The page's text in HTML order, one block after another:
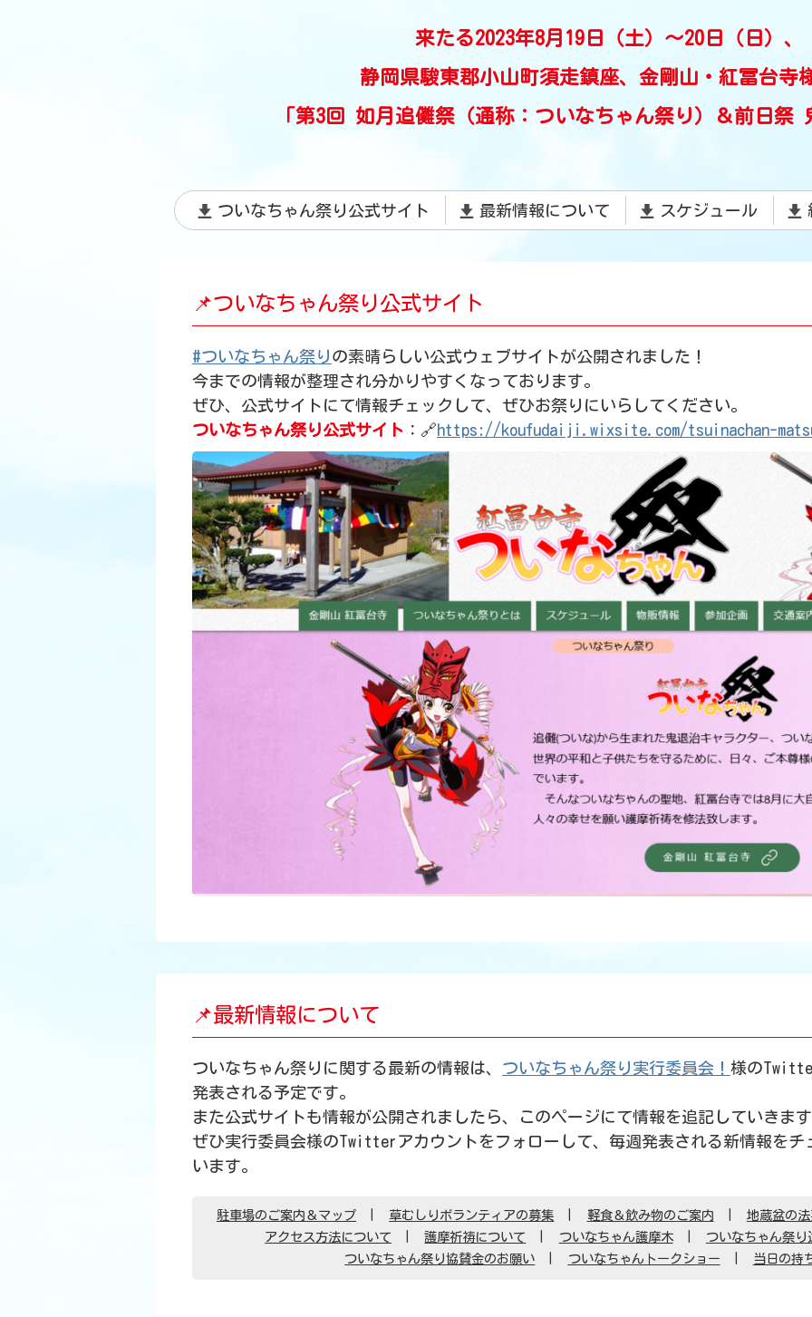
来たる2023年8月19日（土）～20日（日）、
静岡県駿東郡小山町須走鎮座、金剛山・紅冨台寺
「第3回 如月追儺祭（通称：ついなちゃん祭り）＆前日祭
ついなちゃん祭り公式サイト 最新情報について スケジュール
📌ついなちゃん祭り公式サイト
#ついなちゃん祭り の素晴らしい公式ウェブサイトが公開されました！
今までの情報が整理され分かりやすくなっております。
ぜひ、公式サイトにて情報チェックして、ぜひお祭りにいらしてください。
ついなちゃん祭り公式サイト ：🔗https://koufudaiji.wixsite.com/tsuinachan-
📌最新情報について
ついなちゃん祭りに関する最新の情報は、 ついなちゃん祭り実行委員会！ 様の
発表される予定です。
また公式サイトも情報が公開されましたら、このページにて情報を追記していきま
ぜひ実行委員会様のTwitterアカウントをフォローして、毎週発表される新情報をチ
います。
駐車場のご案内＆マップ 草むしりボランティアの募集 軽食＆飲み物のご案内
地蔵盆の
アクセス方法について
護摩祈祷について ついなちゃん護摩木
ついなちゃん祭
ついなちゃん祭り協賛金のお願い
ついなちゃんトークショー 当日の持